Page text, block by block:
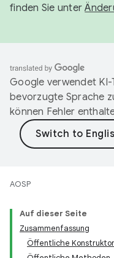
finden Sie unter
Google verwendet KI-
bevorzugte Sprache
können Fehler
AOSP
Auf dieser Seite
Zusammenfassung
Öffentliche